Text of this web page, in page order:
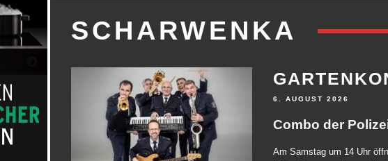
SCHARWENKA
6. AUGUST 2026
Combo der
Am Samstag um 14 Uhr